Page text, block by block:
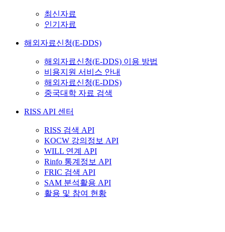
최신자료
인기자료
해외자료신청(E-DDS)
해외자료신청(E-DDS) 이용 방법
비용지원 서비스 안내
해외자료신청(E-DDS)
중국대학 자료 검색
RISS API 센터
RISS 검색 API
KOCW 강의정보 API
WILL 연계 API
Rinfo 통계정보 API
FRIC 검색 API
SAM 분석활용 API
활용 및 참여 현황